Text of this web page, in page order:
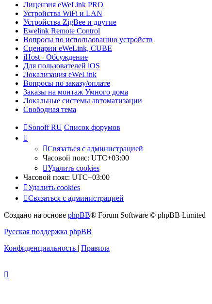
Лицензия eWeLink PRO
Устройства WiFi и LAN
Устройства ZigBee и другие
Ewelink Remote Control
Вопросы по использованию устройств
Сценарии eWeLink, CUBE
iHost - Обсуждение
Для пользователей iOS
Локализация eWeLink
Вопросы по заказу/оплате
Заказы на монтаж Умного дома
Локальные системы автоматизации
Свободная тема
Sonoff RU Список форумов
Связаться с администрацией
Часовой пояс: UTC+03:00
Удалить cookies
Часовой пояс: UTC+03:00
Удалить cookies
Связаться с администрацией
Создано на основе phpBB® Forum Software © phpBB Limited
Русская поддержка phpBB
Конфиденциальность | Правила